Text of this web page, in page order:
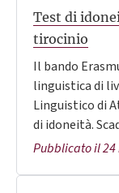
Test di
tirocinio
Il bando
linguistica di
Linguistico di
di idoneità.
Pubblicato il 24